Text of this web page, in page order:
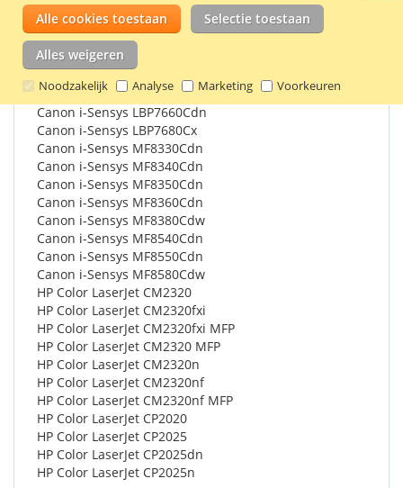
Alle cookies toestaan Selectie toestaan
Alles weigeren
Noodzakelijk Analyse Marketing Voorkeuren
Geschikt voor o.a.:
Canon i-Sensys LBP7200Cdn
Canon i-Sensys LBP7210Cdn
Canon i-Sensys LBP7660Cdn
Canon i-Sensys LBP7680Cx
Canon i-Sensys MF8330Cdn
Canon i-Sensys MF8340Cdn
Canon i-Sensys MF8350Cdn
Canon i-Sensys MF8360Cdn
Canon i-Sensys MF8380Cdw
Canon i-Sensys MF8540Cdn
Canon i-Sensys MF8550Cdn
Canon i-Sensys MF8580Cdw
HP Color LaserJet CM2320
HP Color LaserJet CM2320fxi
HP Color LaserJet CM2320fxi MFP
HP Color LaserJet CM2320 MFP
HP Color LaserJet CM2320n
HP Color LaserJet CM2320nf
HP Color LaserJet CM2320nf MFP
HP Color LaserJet CP2020
HP Color LaserJet CP2025
HP Color LaserJet CP2025dn
HP Color LaserJet CP2025n